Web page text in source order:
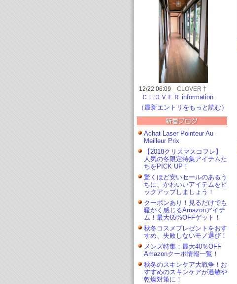
12/22 06:09 CLOVER †
ＣＬＯＶＥＲ information
（最新エントリをもっと読む）
Achat Laser Pointeur Au
Meilleur Prix
【2018クリスマスコフレ】
人気の冬限定特集アイテムた
ちをPICK UP！
驚くほど安いセールのあるう
ちに、かわいいアイテムをピ
ックアップしましょう！
クーポンあり！見るだけでも
暖かく感じるAmazonアイテ
ム！最大65%OFFゲット！
秋冬コスメプレゼントをおす
すめ、失敗しないモノ選び！
メンズ特集：最大40％OFF
Amazonクーポ情報一覧！
秋冬のスキンケア大戦争！お
すすめのスキンケアが過敏や
乾燥対策に！